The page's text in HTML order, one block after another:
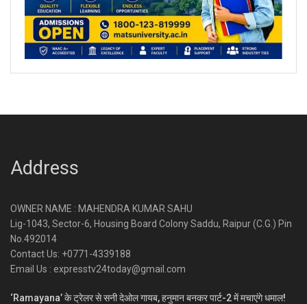
Address
OWNER NAME : MAHENDRA KUMAR SAHU
Lig-1043, Sector-6, Housing Board Colony Saddu, Raipur (C.G.) Pin
No.492014
Contact Us: +0771-4339188
Email Us : expresstv24today@gmail.com
‘Ramayana’ के ट्रेलर से सनी देओल गायब, हनुमान बनकर पार्ट-2 में मचाएंगे धमाल!